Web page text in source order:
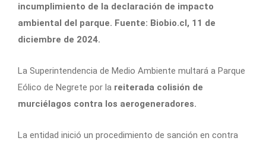
incumplimiento de la declaración de impacto
ambiental del parque. Fuente: Biobio.cl, 11 de
diciembre de 2024.
La Superintendencia de Medio Ambiente multará a Parque
Eólico de Negrete por la reiterada colisión de
murciélagos contra los aerogeneradores.
La entidad inició un procedimiento de sanción en contra